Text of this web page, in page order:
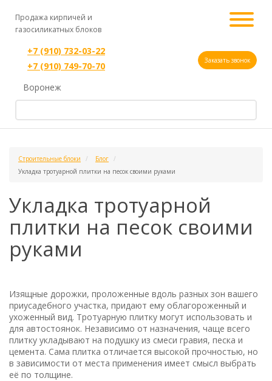
Продажа кирпичей и
газосиликатных блоков
+7 (910) 732-03-22
+7 (910) 749-70-70
Заказать звонок
Воронеж
Строительные блоки
Блог
Укладка тротуарной плитки на песок своими руками
Укладка тротуарной
плитки на песок своими
руками
Изящные дорожки, проложенные вдоль разных зон вашего
приусадебного участка, придают ему облагороженный и
ухоженный вид. Тротуарную плитку могут использовать и
для автостоянок. Независимо от назначения, чаще всего
плитку укладывают на подушку из смеси гравия, песка и
цемента. Сама плитка отличается высокой прочностью, но
в зависимости от места применения имеет смысл выбрать
её по толщине.